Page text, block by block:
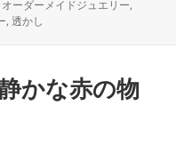
カ
テ
オーダーメイドジュエリー,
,透かし
かな赤の物